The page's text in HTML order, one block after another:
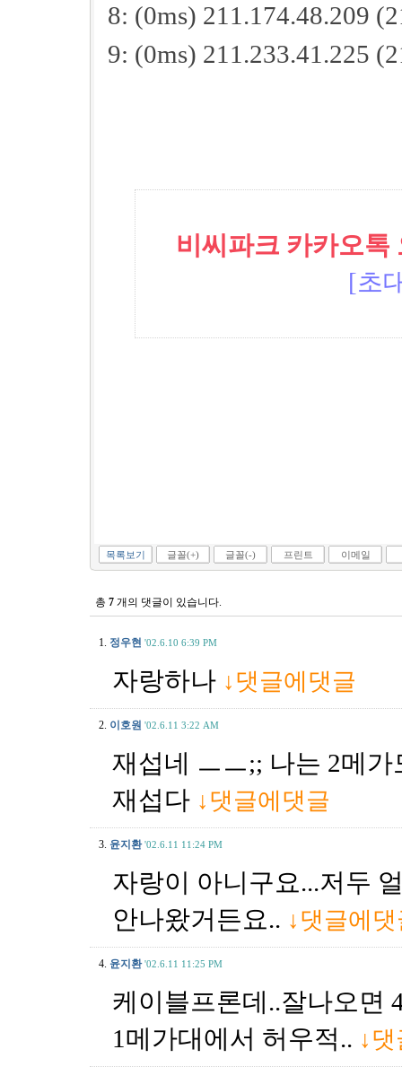
8: (0ms) 211.174.48.209
9: (0ms) 211.233.41.225
비씨파크 카카오톡
[초
목록보기 글꼴(+) 글꼴(-) 프린트 이메일
총 7 개의 댓글이 있습니다.
1. 정우현 '02.6.10 6:39 PM
자랑하나 ↓댓글에댓글
2. 이호원 '02.6.11 3:22 AM
재섭네 ㅡㅡ;; 나는 2메
재섭다 ↓댓글에댓글
3. 윤지환 '02.6.11 11:24 PM
자랑이 아니구요...저두
안나왔거든요.. ↓댓글에
4. 윤지환 '02.6.11 11:25 PM
케이블프론데..잘나오면
1메가대에서 허우적.. ↓